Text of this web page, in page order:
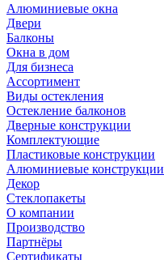
Алюминиевые окна
Двери
Балконы
Окна в дом
Для бизнеса
Ассортимент
Виды остекления
Остекление балконов
Дверные конструкции
Комплектующие
Пластиковые конструкции
Алюминиевые конструкции
Декор
Стеклопакеты
О компании
Производство
Партнёры
Сертификаты